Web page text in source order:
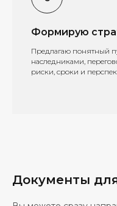
Формирую
Предлагаю понятный
наследниками,
риски, сроки и
Документы